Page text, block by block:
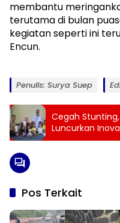
membantu
terutama di bulan
kegiatan seperti ini
Encun.
Penulis: Surya Suep
Cegah
Luncurkan
Pos Terkait